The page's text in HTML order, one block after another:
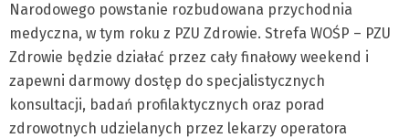
Narodowego powstanie rozbudowana przychodnia
medyczna, w tym roku z PZU Zdrowie. Strefa WOŚP – PZU
Zdrowie będzie działać przez cały finałowy weekend i
zapewni darmowy dostęp do specjalistycznych
konsultacji, badań profilaktycznych oraz porad
zdrowotnych udzielanych przez lekarzy operatora